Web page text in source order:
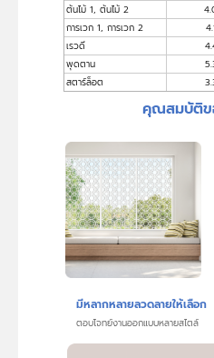
ต้นไม้ 1, ต้นไม้ 2
การเวก 1, การเวก 2
เรวดี
พุดตาน
สตาร์ล็อต
คุณสมบัติข
มีหลากหลายลวดลายให้เลือก
ตอบโจทย์งานออกแบบหลายสไตล์